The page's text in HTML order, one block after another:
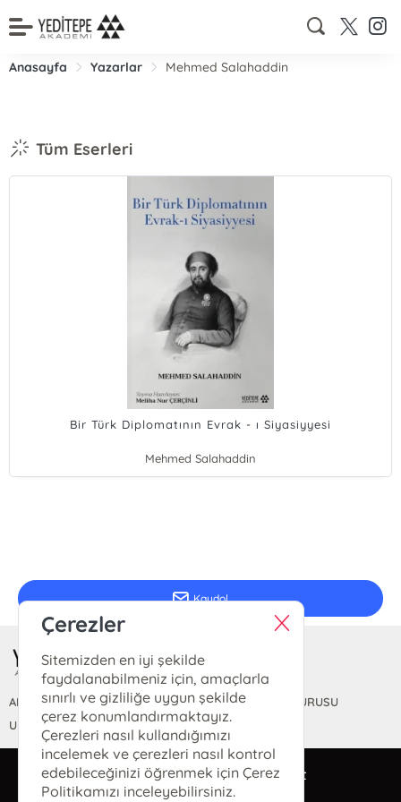
Anasayfa Yazarlar Mehmed Salahaddin
Tüm Eserleri
Bir Türk Diplomatının Evrak - ı Siyasiyyesi
Mehmed Salahaddin
Kaydol
ANASAYFA HAKKIMIZDA FİYAT LİSTESİ
KİTAP BAŞVURUSU
ULUSLARARASI YAYINEVİ BELGESİ
bilgi@yeditepeakademi.net
Çerezler
Sitemizden en iyi şekilde
faydalanabilmeniz için, amaçlarla
sınırlı ve gizliliğe uygun şekilde
çerez konumlandırmaktayız.
Çerezleri nasıl kullandığımızı
incelemek ve çerezleri nasıl kontrol
edebileceğinizi öğrenmek için Çerez
Politikamızı inceleyebilirsiniz.